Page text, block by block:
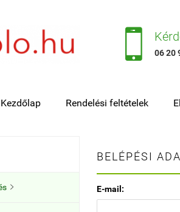
 06 20
Kezdőlap Rendelési feltételek

BELÉPÉSI
E-mail: